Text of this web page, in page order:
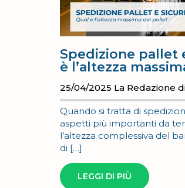
Spedizione pallet
è l’altezza
25/04/2025 La Redazione
Quando si tratta di
aspetti più importanti da
l’altezza complessiva del
di […]
LEGGI DI PIÙ